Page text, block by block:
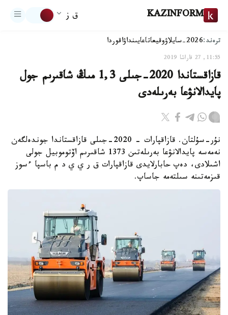
KAZINFORM ق ز
ترەند:2026-سايلاۋ وقيعاتاعايىنداۋاقوردا
11:55, 27 قاراشا 2019
قازاقستاندا 2020-جىلى 1,3 مىڭ شاقىرىم جول
پايدالانۋعا بەرىلەدى
نۇر-سۇلتان. قازاقپارات - 2020-جىلى قازاقستاندا جوندەلگەن
نەمەسە پايدالانۋعا بەرىلەتىن 1373 شاقىرىم اۆتوموبيل جولى
اشىلادى، دەپ حابارلايدى قازاقپارات ق ر ي ي د م باسپا ءسوز
قىزمەتىنە سىلتەمە جاساپ.